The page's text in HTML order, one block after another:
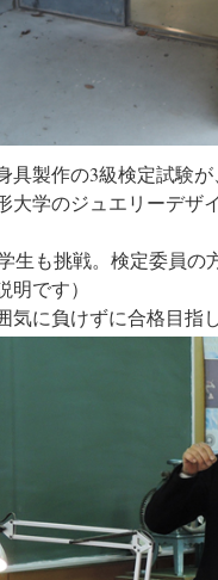
具製作の3級検定試験
大学のジュエリーデザ
生も挑戦。検定委員の
明です）
気に負けずに合格目指